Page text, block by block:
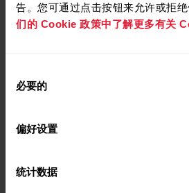
告。您可通过点击按钮来允许或拒绝
们的 Cookie 政策中了解更多有关
必要的
偏好设置
统计数据